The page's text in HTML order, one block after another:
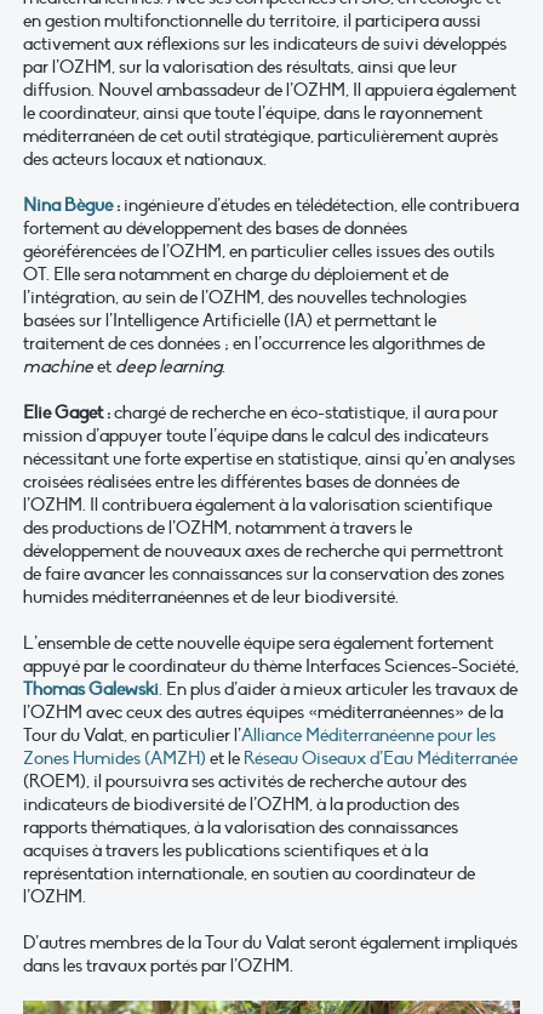
en gestion multifonctionnelle du territoire, il participera aussi
activement aux réflexions sur les indicateurs de suivi développés
par l’OZHM, sur la valorisation des résultats, ainsi que leur
diffusion. Nouvel ambassadeur de l’OZHM, Il appuiera également
le coordinateur, ainsi que toute l’équipe, dans le rayonnement
méditerranéen de cet outil stratégique, particulièrement auprès
des acteurs locaux et nationaux.
Nina Bègue: ingénieure d’études en télédétection, elle contribuera
fortement au développement des bases de données
géoréférencées de l’OZHM, en particulier celles issues des outils
OT. Elle sera notamment en charge du déploiement et de
l’intégration, au sein de l’OZHM, des nouvelles technologies
basées sur l’Intelligence Artificielle (IA) et permettant le
traitement de ces données ; en l’occurrence les algorithmes de
machineet deep learning.
Elie Gaget :chargé de recherche en éco-statistique, il aura pour
mission d’appuyer toute l’équipe dans le calcul des indicateurs
nécessitant une forte expertise en statistique, ainsi qu’en analyses
croisées réalisées entre les différentes bases de données de
l’OZHM. Il contribuera également à la valorisation scientifique
des productions de l’OZHM, notamment à travers le
développement de nouveaux axes de recherche qui permettront
de faire avancer les connaissances sur la conservation des zones
humides méditerranéennes et de leur biodiversité.
L’ensemble de cette nouvelle équipe sera également fortement
appuyé par le coordinateur du thème Interfaces Sciences-Société,
Thomas Galewski. En plus d’aider à mieux articuler les travaux de
l’OZHM avec ceux des autres équipes «méditerranéennes» de la
Tour du Valat, en particulier l’Alliance Méditerranéenne pour les
Zones Humides (AMZH) et le Réseau Oiseaux d’Eau Méditerranée
(ROEM), il poursuivra ses activités de recherche autour des
indicateurs de biodiversité de l’OZHM, à la production des
rapports thématiques, à la valorisation des connaissances
acquises à travers les publications scientifiques et à la
représentation internationale, en soutien au coordinateur de
l’OZHM.
D’autres membres de la Tour du Valat seront également impliqués
dans les travaux portés par l’OZHM.